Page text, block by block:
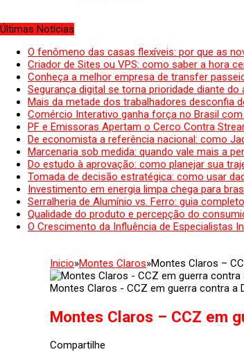
Últimas Notícias
O fenômeno das casas flexíveis: por que as
Criador de Sites ou VPS: como saber a hora
Conheça a melhor empresa de transfer
Segurança digital se torna prioridade diante
Mais da metade dos trabalhadores desconfia
Comércio Interativo ganha força no Brasil com
PF e Emissoras Apertam o Cerco Contra
De economista a referência nacional: como
Marcenaria sob medida: quando vale mais a
Do estudo à aprovação: como planejar sua
Tomada de decisão estratégica: como usar
Investimento em energia limpa chega para
Serralheria de Alumínio vs. Ferro: guia
Qualidade do produto e percepção do
O Crescimento da Influência de Especialistas
Inicio»Montes Claros»Montes Claros –
Montes Claros - CCZ em guerra contra a
Montes Claros – CCZ em
Compartilhe